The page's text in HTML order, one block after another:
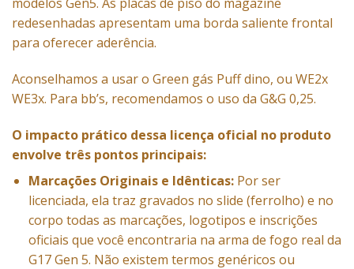
redesenhadas apresentam uma borda saliente frontal
para oferecer aderência.
Aconselhamos a usar o Green gás Puff dino, ou WE2x
WE3x. Para bb’s, recomendamos o uso da G&G 0,25.
O impacto prático dessa licença oficial no produto
envolve três pontos principais:
Marcações Originais e Idênticas:Por ser
licenciada, ela traz gravados no slide (ferrolho) e no
corpo todas as marcações, logotipos e inscrições
oficiais que você encontraria na arma de fogo real da
G17 Gen 5. Não existem termos genéricos ou